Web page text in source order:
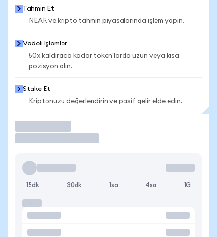
Tahmin Et
NEAR ve kripto tahmin piyasalarında işlem yapın.
Vadeli İşlemler
50x kaldıraca kadar token'larda uzun veya kısa
pozisyon alın.
Stake Et
Kriptonuzu değerlendirin ve pasif gelir elde edin.
15dk 30dk 1sa 4sa 1G